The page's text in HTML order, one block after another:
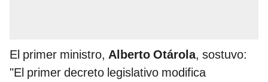
El primer ministro, Alberto Otárola, sostuvo:
"El primer decreto legislativo modifica